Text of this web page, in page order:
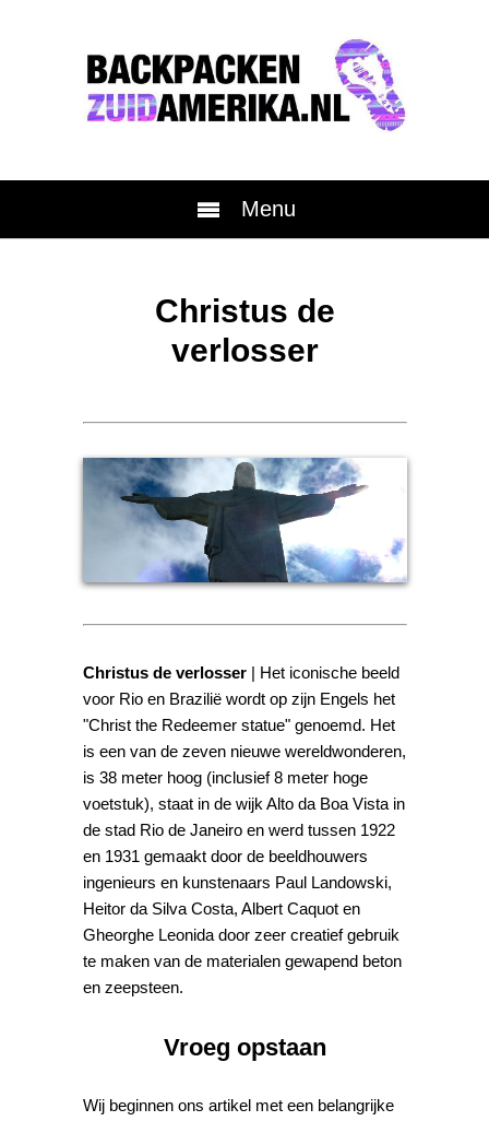
Menu
Christus de
verlosser
Christus de verlosser | Het iconische beeld
voor Rio en Brazilië wordt op zijn Engels het
"Christ the Redeemer statue" genoemd. Het
is een van de zeven nieuwe wereldwonderen,
is 38 meter hoog (inclusief 8 meter hoge
voetstuk), staat in de wijk Alto da Boa Vista in
de stad Rio de Janeiro en werd tussen 1922
en 1931 gemaakt door de beeldhouwers
ingenieurs en kunstenaars Paul Landowski,
Heitor da Silva Costa, Albert Caquot en
Gheorghe Leonida door zeer creatief gebruik
te maken van de materialen gewapend beton
en zeepsteen.
Vroeg opstaan
Wij beginnen ons artikel met een belangrijke